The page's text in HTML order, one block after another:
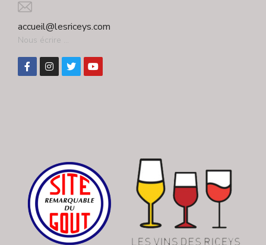
accueil@lesriceys.com
Nous écrire ...